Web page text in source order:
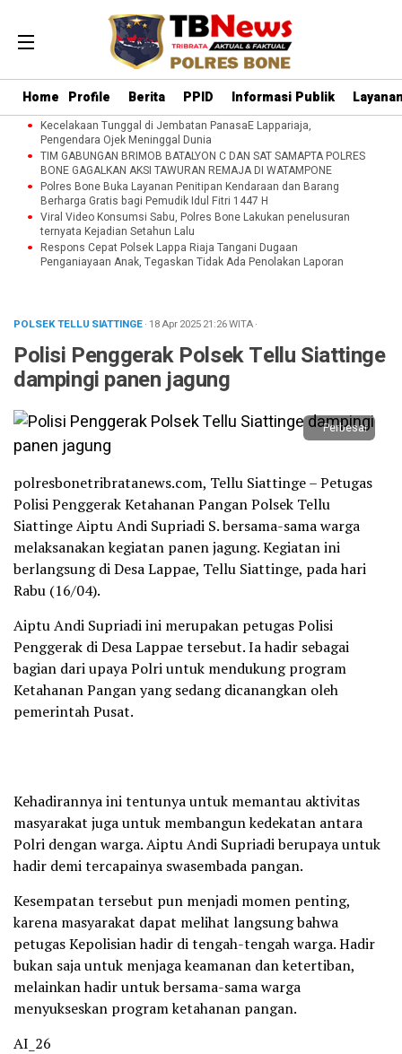
Home Profile Berita PPID Informasi Publik
Kecelakaan Tunggal di Jembatan PanasaE Lappariaja,
Pengendara Ojek Meninggal Dunia
TIM GABUNGAN BRIMOB BATALYON C DAN SAT SAMAPTA POLRES
BONE GAGALKAN AKSI TAWURAN REMAJA DI WATAMPONE
Polres Bone Buka Layanan Penitipan Kendaraan dan Barang
Berharga Gratis bagi Pemudik Idul Fitri 1447 H
Viral Video Konsumsi Sabu, Polres Bone Lakukan penelusuran
ternyata Kejadian Setahun Lalu
Respons Cepat Polsek Lappa Riaja Tangani Dugaan
Penganiayaan Anak, Tegaskan Tidak Ada Penolakan Laporan
POLSEK TELLU SIATTINGE· 18 Apr 202521:26WITA·
Polisi Penggerak Polsek Tellu Siattinge
dampingi panen jagung
Perbesar
polresbonetribratanews.com, Tellu Siattinge – Petugas
Polisi Penggerak Ketahanan Pangan Polsek Tellu
Siattinge Aiptu Andi Supriadi S. bersama-sama warga
melaksanakan kegiatan panen jagung. Kegiatan ini
berlangsung di Desa Lappae, Tellu Siattinge, pada hari
Rabu (16/04).
Aiptu Andi Supriadi ini merupakan petugas Polisi
Penggerak di Desa Lappae tersebut. Ia hadir sebagai
bagian dari upaya Polri untuk mendukung program
Ketahanan Pangan yang sedang dicanangkan oleh
pemerintah Pusat.
Kehadirannya ini tentunya untuk memantau aktivitas
masyarakat juga untuk membangun kedekatan antara
Polri dengan warga. Aiptu Andi Supriadi berupaya untuk
hadir demi tercapainya swasembada pangan.
Kesempatan tersebut pun menjadi momen penting,
karena masyarakat dapat melihat langsung bahwa
petugas Kepolisian hadir di tengah-tengah warga. Hadir
bukan saja untuk menjaga keamanan dan ketertiban,
melainkan hadir untuk bersama-sama warga
menyukseskan program ketahanan pangan.
AI_26